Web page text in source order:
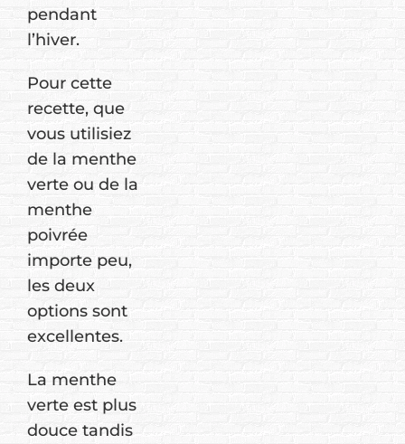
pendant
l’hiver.
Pour cette
recette, que
vous utilisiez
de la menthe
verte ou de la
menthe
poivrée
importe peu,
les deux
options sont
excellentes.
La menthe
verte est plus
douce tandis